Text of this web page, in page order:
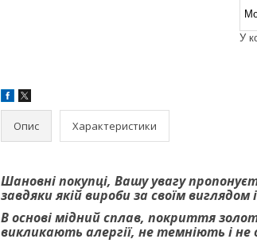
У
Опис Характеристики
Шановні покупці, Вашу увагу
завдяки якій вироби за своїм
В основі мідний сплав, покриття
викликають алергії, не темніють і не